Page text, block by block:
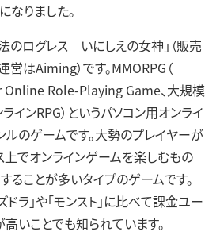
なりました。
のログレス いにしえの女神」（販売
営はAiming）です。MMORPG（
Role-Playing Game、大規模
ンRPG）というパソコン用オンライ
のゲームです。大勢のプレイヤーが
でオンラインゲームを楽しむもの
ることが多いタイプのゲームです。
ドラ」や「モンスト」に比べて課金ユー
いことでも知られています。